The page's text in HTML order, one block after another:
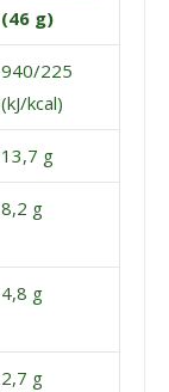
(46 g)
940/225
(kJ/kcal)
13,7 g
8,2 g
4,8 g
2,7 g